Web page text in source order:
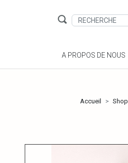
A PROPOS DE NOUS
Accueil Shop